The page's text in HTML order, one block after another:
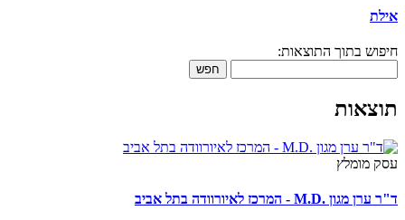
אילת
חיפוש בתוך התוצאות:
חפש
תוצאות
עסק מומלץ
ד"ר ערן מגון .M.D - המרכז לאיורוודה בתל אביב